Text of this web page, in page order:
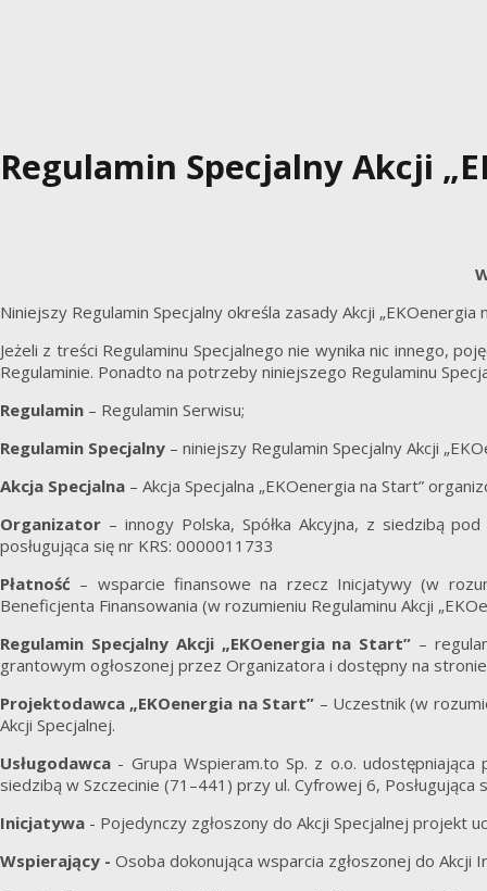
Regulamin Specjalny Akcji
Niniejszy Regulamin Specjalny określa zasady Akcji
Jeżeli z treści Regulaminu Specjalnego nie wynika nic innego,
Regulaminie. Ponadto na potrzeby niniejszego Regulaminu
Regulamin – Regulamin Serwisu;
Regulamin Specjalny – niniejszy Regulamin Specjalny Akcji
Akcja Specjalna – Akcja Specjalna „EKOenergia na Start”
Organizator – innogy Polska, Spółka Akcyjna, z siedzibą
posługująca się nr KRS: 0000011733
Płatność – wsparcie finansowe na rzecz Inicjatywy (w
Beneficjenta Finansowania (w rozumieniu Regulaminu Akcji
Regulamin Specjalny Akcji „EKOenergia na Start” –
grantowym ogłoszonej przez Organizatora i dostępny na
Projektodawca „EKOenergia na Start” – Uczestnik (w
Akcji Specjalnej.
Usługodawca - Grupa Wspieram.to Sp. z o.o.
siedzibą w Szczecinie (71–441) przy ul. Cyfrowej 6, Posługująca
Inicjatywa - Pojedynczy zgłoszony do Akcji Specjalnej projekt
Wspierający - Osoba dokonująca wsparcia zgłoszonej do Akcji